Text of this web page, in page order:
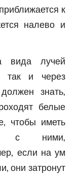
к
налево и
вида лучей
так и через
знать,
белые
чтобы иметь
с ними,
если на ум
они затронут